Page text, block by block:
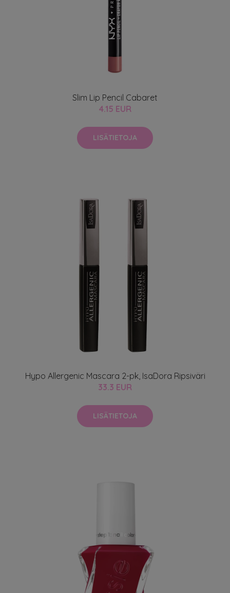
Slim Lip Pencil Cabaret
4.15 EUR
LISÄTIETOJA
Hypo Allergenic Mascara 2-pk, IsaDora Ripsiväri
33.3 EUR
LISÄTIETOJA